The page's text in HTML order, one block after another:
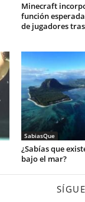
Minecraft
función
de jugadores
SabiasQue
¿Sabías que
bajo el mar?